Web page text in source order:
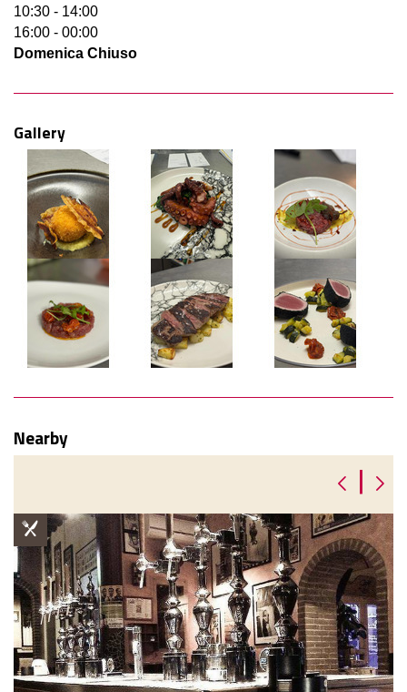
10:30 - 14:00
16:00 - 00:00
Domenica Chiuso
Gallery
Nearby
|